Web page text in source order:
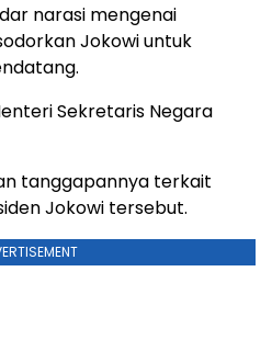
narasi mengenai
Jokowi untuk
Sekretaris Negara
tanggapannya terkait
Jokowi tersebut.